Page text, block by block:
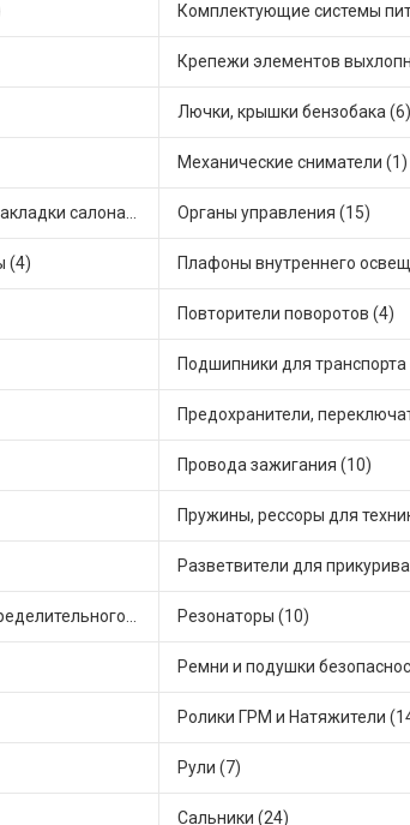
Комплектующие системы
Крепежи элементов
Лючки, крышки бензобака (6)
Механические сниматели (1)
Обшивки дверей, багажника, потолков, накладки салона (26) Органы управления (15)
(4) Плафоны внутреннего
Повторители поворотов (4)
Подшипники для транспорта
Провода зажигания (10)
Пружины, рессоры для
Разветвители для
Распределительный вал, шестерни распределительного (7) Резонаторы (10)
Ремни и подушки
Ролики ГРМ и Натяжители
Рули (7)
Сальники (24)